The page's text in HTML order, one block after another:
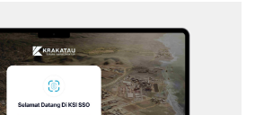
KSI – SSO